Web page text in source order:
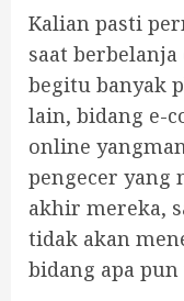
Kalian pasti
saat
begitu banyak
lain, bidang e-
online
pengecer yang
akhir mereka,
tidak akan
bidang apa